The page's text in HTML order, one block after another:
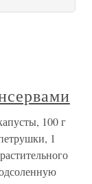
100 г
1